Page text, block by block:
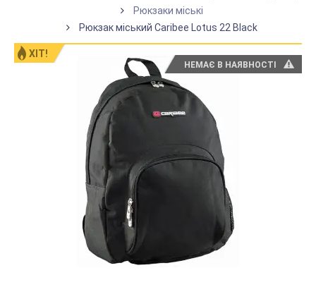
Рюкзаки міські
Рюкзак міський Caribee Lotus 22 Black
ХІТ!
НЕМАЄ В НАЯВНОСТІ